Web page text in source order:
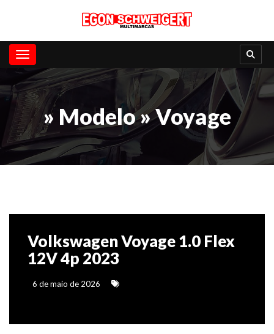
Toggle navigation
» Modelo » Voyage
Volkswagen Voyage 1.0 Flex
12V 4p 2023
6 de maio de 2026